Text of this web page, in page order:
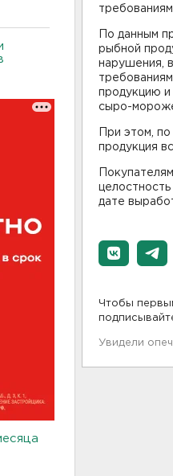
По данным
рыбной
нарушения,
продукцию и
сыро-
При этом,
продукция
дате
Чтобы
Увидели